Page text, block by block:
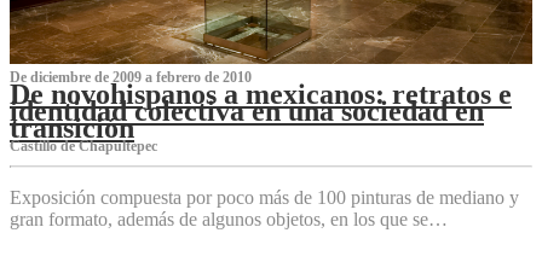
De diciembre de 2009 a febrero de 2010
De novohispanos a mexicanos: retratos e
identidad colectiva en una sociedad en
transición
Castillo de Chapultepec
Exposición compuesta por poco más de 100 pinturas de mediano y
gran formato, además de algunos objetos, en los que se…